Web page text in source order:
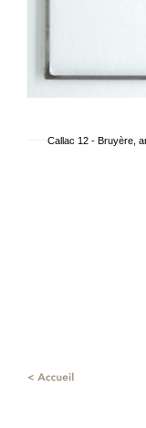
Callac 12 - Bruyère,